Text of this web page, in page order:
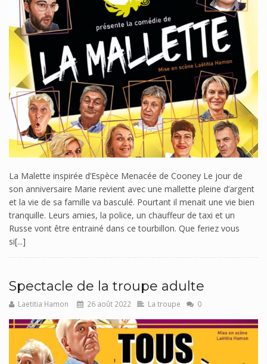
La Malette inspirée d’Espèce Menacée de Cooney Le jour de
son anniversaire Marie revient avec une mallette pleine d’argent
et la vie de sa famille va basculé. Pourtant il menait une vie bien
tranquille. Leurs amies, la police, un chauffeur de taxi et un
Russe vont être entrainé dans ce tourbillon. Que feriez vous
si[...]
Spectacle de la troupe adulte
Laetitia Hamon 26 août 2022 La troupe 0